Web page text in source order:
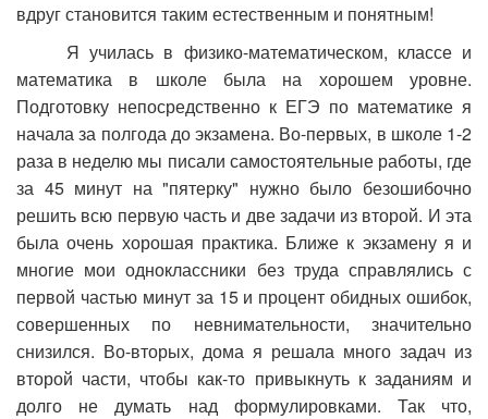
вдруг становится таким естественным и понятным!
Я училась в физико-математическом, классе и
математика в школе была на хорошем уровне.
Подготовку непосредственно к ЕГЭ по математике я
начала за полгода до экзамена. Во-первых, в школе 1-2
раза в неделю мы писали самостоятельные работы, где
за 45 минут на "пятерку" нужно было безошибочно
решить всю первую часть и две задачи из второй. И эта
была очень хорошая практика. Ближе к экзамену я и
многие мои одноклассники без труда справлялись с
первой частью минут за 15 и процент обидных ошибок,
совершенных по невнимательности, значительно
снизился. Во-вторых, дома я решала много задач из
второй части, чтобы как-то привыкнуть к заданиям и
долго не думать над формулировками. Так что,